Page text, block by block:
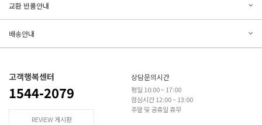
교환 반품안내
배송안내
고객행복센터
1544-2079
REVIEW 게시판
상담문의시간
평일 10:00 ~ 17:00
점심시간 12:00 ~ 13:00
주말 및 공휴일 휴무